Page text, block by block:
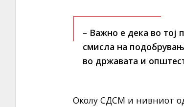
– Важно е дека во тој
смисла на
во државата и
Околу СДСМ и нивниот